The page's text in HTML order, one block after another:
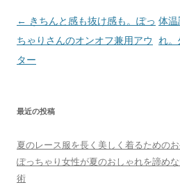
投
稿
ナ
ー
ョ
ン
← きちんと感も抜け感も。ぽっ
ちゃりさんのオンオフ兼用アウ
ター
体
れ
最近の投稿
夏のレース服を長く美しく着るための
ぽっちゃり女性が夏のおしゃれを諦め
術